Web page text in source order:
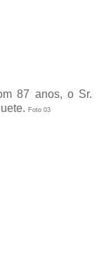
87 anos, o Sr.
Foto 03